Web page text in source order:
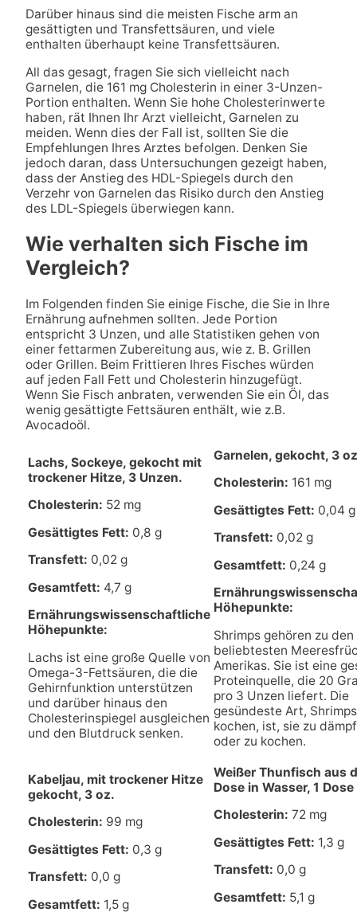
Darüber hinaus sind die meisten Fische arm an
gesättigten und Transfettsäuren, und viele
enthalten überhaupt keine Transfettsäuren.
All das gesagt, fragen Sie sich vielleicht nach
Garnelen, die 161 mg Cholesterin in einer 3-Unzen-
Portion enthalten. Wenn Sie hohe Cholesterinwerte
haben, rät Ihnen Ihr Arzt vielleicht, Garnelen zu
meiden. Wenn dies der Fall ist, sollten Sie die
Empfehlungen Ihres Arztes befolgen. Denken Sie
jedoch daran, dass Untersuchungen gezeigt haben,
dass der Anstieg des HDL-Spiegels durch den
Verzehr von Garnelen das Risiko durch den Anstieg
des LDL-Spiegels überwiegen kann.
Wie verhalten sich Fische im
Vergleich?
Im Folgenden finden Sie einige Fische, die Sie in Ihre
Ernährung aufnehmen sollten. Jede Portion
entspricht 3 Unzen, und alle Statistiken gehen von
einer fettarmen Zubereitung aus, wie z. B. Grillen
oder Grillen. Beim Frittieren Ihres Fisches würden
auf jeden Fall Fett und Cholesterin hinzugefügt.
Wenn Sie Fisch anbraten, verwenden Sie ein Öl, das
wenig gesättigte Fettsäuren enthält, wie z.B.
Avocadoöl.
Lachs, Sockeye, gekocht mit
trockener Hitze, 3 Unzen.
Cholesterin: 52 mg
Gesättigtes Fett: 0,8 g
Transfett: 0,02 g
Gesamtfett: 4,7 g
Ernährungswissenschaftliche
Höhepunkte:
Lachs ist eine große Quelle von
Omega-3-Fettsäuren, die die
Gehirnfunktion unterstützen
und darüber hinaus den
Cholesterinspiegel ausgleichen
und den Blutdruck senken.
Garnelen, gekocht, 3 oz
Cholesterin: 161 mg
Gesättigtes Fett: 0,04 g
Transfett: 0,02 g
Gesamtfett: 0,24 g
Höhepunkte:
Shrimps gehören zu den
beliebtesten
Amerikas. Sie ist eine
Proteinquelle, die 20
pro 3 Unzen liefert. Die
gesündeste Art,
kochen, ist, sie zu
oder zu kochen.
Kabeljau, mit trockener Hitze
gekocht, 3 oz.
Cholesterin: 99 mg
Gesättigtes Fett: 0,3 g
Transfett: 0,0 g
Gesamtfett: 1,5 g
Weißer Thunfisch aus
Dose in Wasser, 1 Dose
Cholesterin: 72 mg
Gesättigtes Fett: 1,3 g
Transfett: 0,0 g
Gesamtfett: 5,1 g